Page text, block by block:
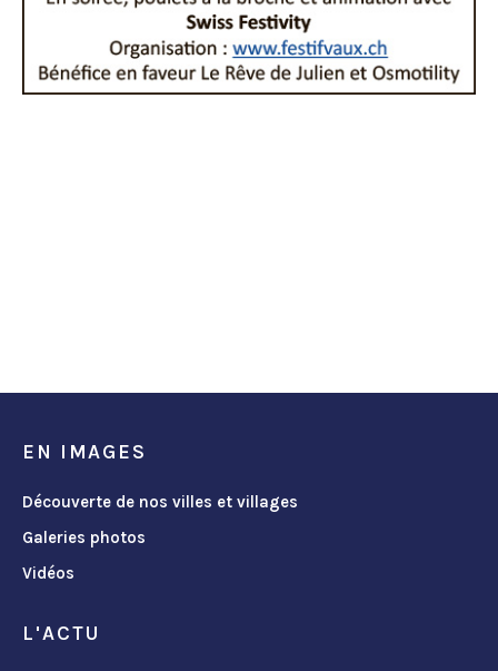
EN IMAGES
Découverte de nos villes et villages
Galeries photos
Vidéos
L'ACTU